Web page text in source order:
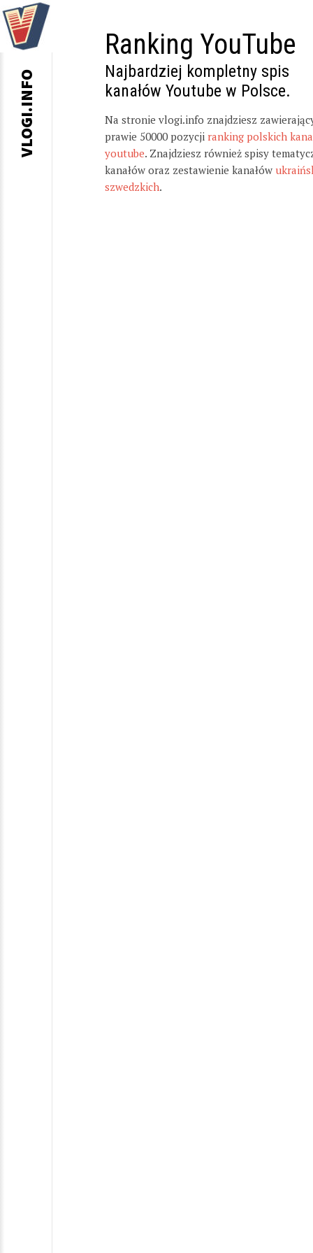
Ranking YouTube
Najbardziej kompletny spis
kanałów Youtube w Polsce.
Na stronie vlogi.info znajdziesz
prawie 50000 pozycji ranking polskich
youtube. Znajdziesz również spisy
kanałów oraz zestawienie kanałów
szwedzkich.
VLOGI.INFO